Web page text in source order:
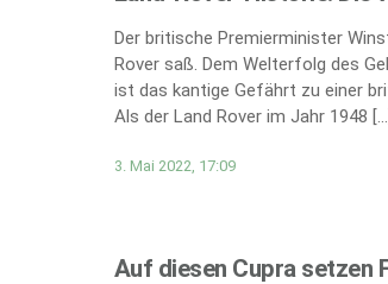
Der britische Premierminister
Rover saß. Dem Welterfolg des
ist das kantige Gefährt zu einer
Als der Land Rover im Jahr 1948
3. Mai 2022, 17:09
Auf diesen Cupra setzen